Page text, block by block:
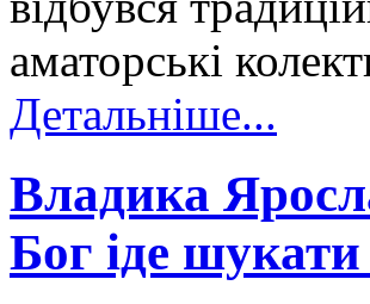
аматорські
Детальніше...
Владика
Бог іде